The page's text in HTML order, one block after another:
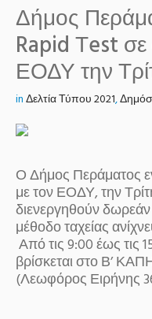
Δήμος
Rapid Τest σε
ΕΟΔΥ την
inΔελτία Τύπου 2021,
Ο Δήμος Περάματος
με τον ΕΟΔΥ, την
διενεργηθούν δωρεάν
μέθοδο ταχείας
Από τις 9:00 έως τις
βρίσκεται στο Β’
(Λεωφόρος Ειρήνης